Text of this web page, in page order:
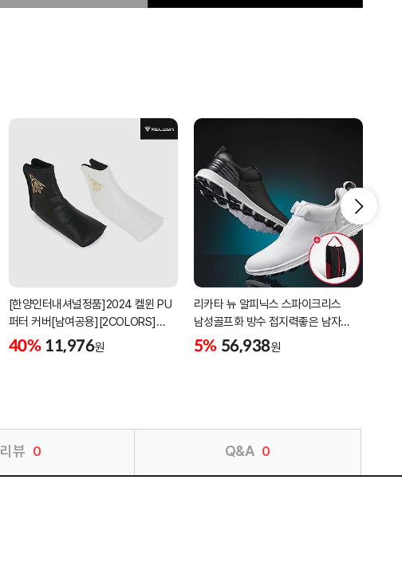
[한양인터내셔널정품]2024 켈윈 PU
퍼터 커버[남여공용][2COLORS]
[KW-PC320]
40% 11,976원
리카타 뉴 알피닉스 스파이크리스
남성골프화 방수 접지력좋은 남자
골프신발 C27102/신발가방제공
5% 56,938원
리뷰 0 Q&A 0